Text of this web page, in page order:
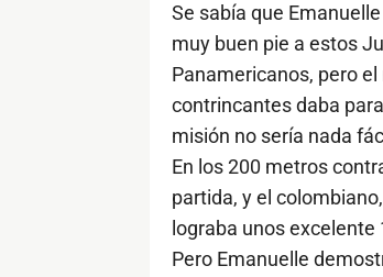
Se sabía que
muy buen pie a estos
Panamericanos, pero el
contrincantes daba
misión no sería nada
En los 200 metros
partida, y el
lograba unos excelente
Pero Emanuelle